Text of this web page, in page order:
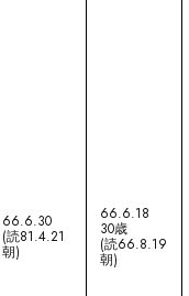
66.6.30
(読81.4.21
朝)
66.6.18
30歳
(読66.8.19
朝)